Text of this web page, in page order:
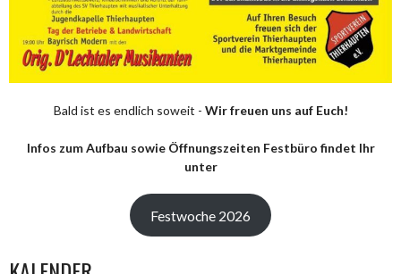
Bald ist es endlich soweit - Wir freuen uns auf Euch!
Infos zum Aufbau sowie Öffnungszeiten Festbüro findet Ihr
unter
Festwoche 2026